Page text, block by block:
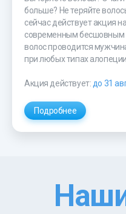
больше? Не теряйте
сейчас действует акция
современным бесшовным
волос проводится
при любых типах алопеции.
Акция действует: до 31
Подробнее